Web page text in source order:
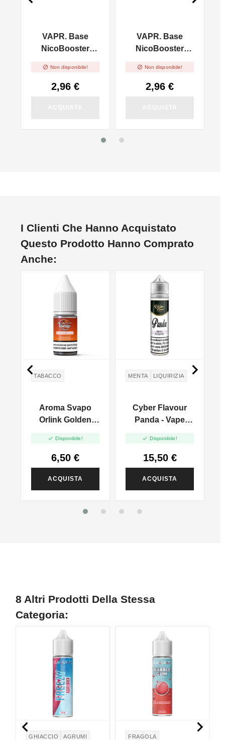
VAPR. Base
NicoBooster
 Non disponibile!
2,96 €
VAPR. Base
NicoBooster
 Non disponibile!
2,96 €
I Clienti Che Hanno Acquistato
Questo Prodotto Hanno Comprato
Anche:
TABACCO
Aroma Svapo
Orlink Golden
Tobacco - Aroma
10ml
 Disponibile!
6,50 €
ACQUISTA
MENTA LIQUIRIZIA
Cyber Flavour
Panda - Vape
 Disponibile!
15,50 €
ACQUISTA
 
8 Altri Prodotti Della Stessa
Categoria:
GHIACCIO
AGRUMI
FRAGOLA
 